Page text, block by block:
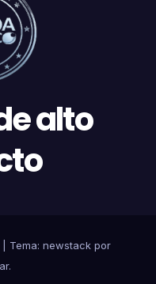
alto
Tema: newstack por
.